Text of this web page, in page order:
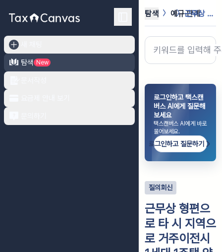
탐색
New
탐색 예규·판례 근무상 형편으로 타 시 지역으로 거주...
로그인하고 택스캔
버스 AI에게 질문해
보세요
택스캔버스 AI에게 바로
물어보세요.
로그인하고 질문하기
질의회신
근무상 형편으
로 타 시 지역으
로 거주이전시